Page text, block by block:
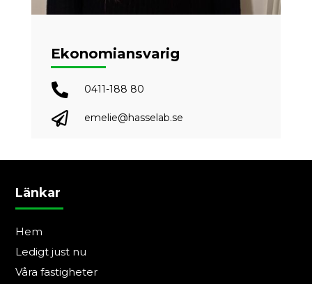
Ekonomiansvarig
 0411-188 80
 emelie@hasselab.se
Länkar
Hem
Ledigt just nu
Våra fastigheter